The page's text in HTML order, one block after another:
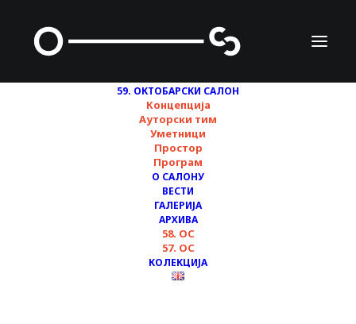
59. ОКТОБАРСКИ САЛОН
Концепција
Ауторски тим
Уметници
Простор
Програм
О САЛОНУ
ВЕСТИ
ГАЛЕРИЈА
АРХИВА
58. ОС
57. ОС
КОЛЕКЦИЈА
Додела награда 59.
Октобарског салона